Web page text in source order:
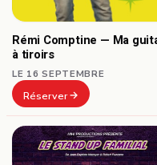
Rémi Comptine — Ma
à tiroirs
LE 16 SEPTEMBRE
Réserver